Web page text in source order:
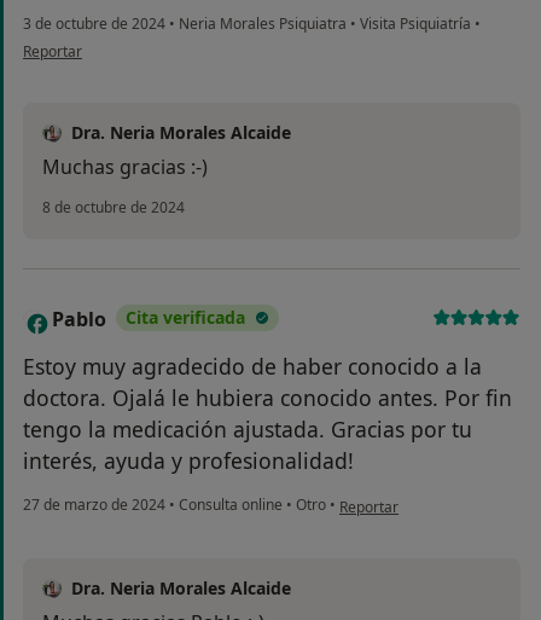
3 de octubre de 2024 • Neria Morales Psiquiatra • Visita Psiquiatría •
en opinión del usuario Victoria
Reportar
Dra. Neria Morales Alcaide
Muchas gracias :-)
8 de octubre de 2024
P Pablo Cita verificada
Estoy muy agradecido de haber conocido a la
doctora. Ojalá le hubiera conocido antes. Por fin
tengo la medicación ajustada. Gracias por tu
interés, ayuda y profesionalidad!
27 de marzo de 2024 • Consulta online • Otro • en opinión del usuario Pablo
Reportar
Dra. Neria Morales Alcaide